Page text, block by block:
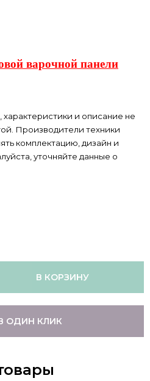
варочной панели
и описание не
Производители техники
комплектацию, дизайн и
уточняйте данные о
В КОРЗИНУ
ОДИН КЛИК